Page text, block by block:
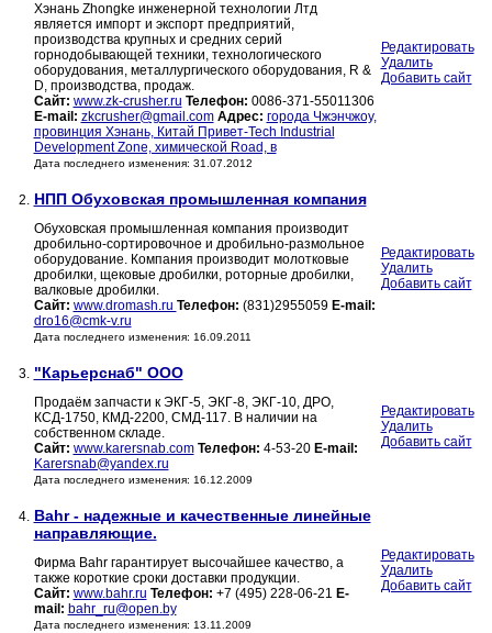
Хэнань Zhongke инженерной технологии Лтд
является импорт и экспорт предприятий,
производства крупных и средних серий
горнодобывающей техники, технологического
оборудования, металлургического оборудования, R &
D, производства, продаж.
Сайт: www.zk-crusher.ru Телефон: 0086-371-55011306
E-mail: zkcrusher@gmail.com Адрес: города Чжэнчжоу,
провинция Хэнань, Китай Привет-Tech Industrial
Development Zone, химической Road, в
Дата последнего изменения: 31.07.2012
Редактировать
Удалить
Добавить сайт
2. НПП Обуховская промышленная компания
Обуховская промышленная компания производит
дробильно-сортировочное и дробильно-размольное
оборудование. Компания производит молотковые
дробилки, щековые дробилки, роторные дробилки,
валковые дробилки.
Сайт: www.dromash.ru Телефон: (831)2955059 E-mail:
dro16@cmk-v.ru
Дата последнего изменения: 16.09.2011
Редактировать
Удалить
Добавить сайт
3. "Карьерснаб" ООО
Продаём запчасти к ЭКГ-5, ЭКГ-8, ЭКГ-10, ДРО,
КСД-1750, КМД-2200, СМД-117. В наличии на
собственном складе.
Сайт: www.karersnab.com Телефон: 4-53-20 E-mail:
Karersnab@yandex.ru
Дата последнего изменения: 16.12.2009
Редактировать
Удалить
Добавить сайт
4. Bahr - надежные и качественные линейные
направляющие.
Фирма Bahr гарантирует высочайшее качество, а
также короткие сроки доставки продукции.
Сайт: www.bahr.ru Телефон: +7 (495) 228-06-21 E-
mail: bahr_ru@open.by
Дата последнего изменения: 13.11.2009
Редактировать
Удалить
Добавить сайт